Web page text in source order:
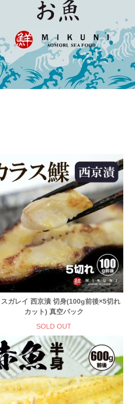
スガレイ 西京漬 切身(100g前後×5切れ
カット) 真空パック
SOLD OUT